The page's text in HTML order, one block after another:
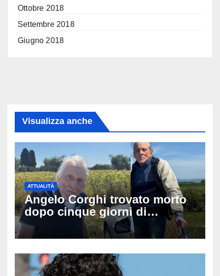
Ottobre 2018
Settembre 2018
Giugno 2018
Visualizza anche
ATTUALITÀ
Angelo Corghi trovato morto
dopo cinque giorni di
ricerche: il giallo dell’80enne
scomparso dopo essere